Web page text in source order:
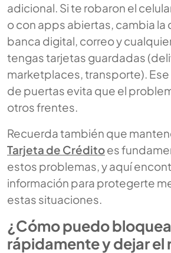
adicional. Si te robaron el
o con apps abiertas, cambia la
banca digital, correo y
tengas tarjetas guardadas
marketplaces, transporte).
de puertas evita que el
otros frentes.
Recuerda también que
Tarjeta de Créditoes
estos problemas, y aquí
información para protegerte
estas situaciones.
¿Cómo puedo
rápidamente y dejar el